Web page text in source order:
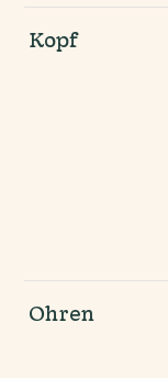
Kopf
Ohren